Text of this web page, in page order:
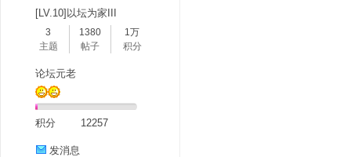
[LV.10]以坛为家III
3
主题
1380
帖子
1万
积分
论坛元老
积分 12257
发消息